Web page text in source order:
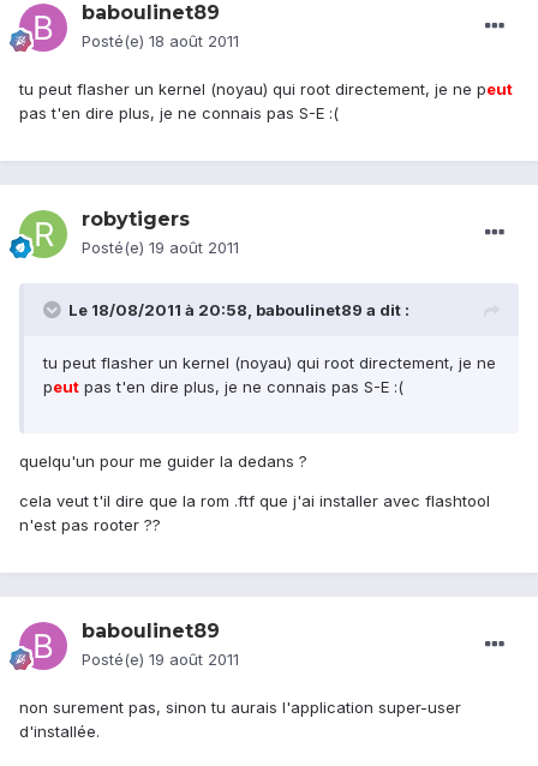
baboulinet89
Posté(e) 18 août 2011
tu peut flasher un kernel (noyau) qui root directement, je ne peut
pas t'en dire plus, je ne connais pas S-E :(
robytigers
Posté(e) 19 août 2011
Le 18/08/2011 à 20:58, baboulinet89 a dit :
tu peut flasher un kernel (noyau) qui root directement, je ne
peut pas t'en dire plus, je ne connais pas S-E :(
quelqu'un pour me guider la dedans ?
cela veut t'il dire que la rom .ftf que j'ai installer avec flashtool
n'est pas rooter ??
baboulinet89
Posté(e) 19 août 2011
non surement pas, sinon tu aurais l'application super-user
d'installée.